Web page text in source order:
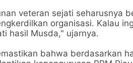
veteran sejati seharusnya
organisasi. Kalau
hasil Musda," ujarnya.
bahwa berdasarkan